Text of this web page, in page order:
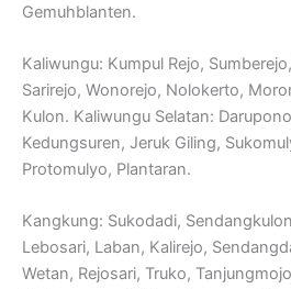
Gemuhblanten.
Kaliwungu: Kumpul Rejo,
Sarirejo, Wonorejo, Nolokerto,
Kulon. Kaliwungu Selatan:
Kedungsuren, Jeruk Giling,
Protomulyo, Plantaran.
Kangkung: Sukodadi,
Lebosari, Laban, Kalirejo,
Wetan, Rejosari, Truko,